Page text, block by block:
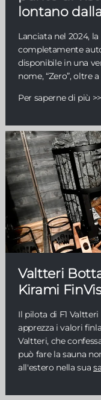
lontano
Lanciata nel 2024,
completamente
disponibile in una
nome, “Zero”, oltre
Per saperne di più >>
Valtteri
Kirami
Il pilota di F1
apprezza i valori
Valtteri, che
può fare la sauna
all'estero nella sua